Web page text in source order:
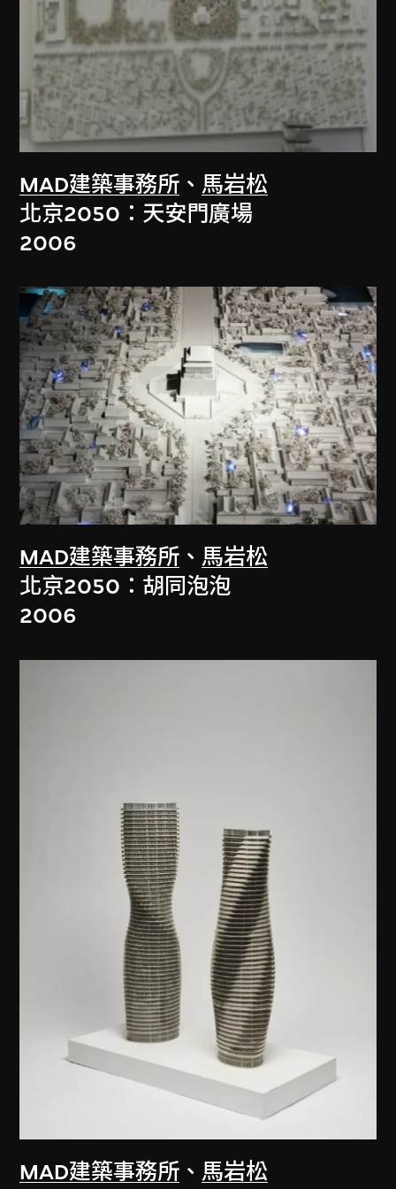
MAD建築事務所 、 馬岩松
北京2050：天安門廣場
2006
MAD建築事務所 、 馬岩松
北京2050：胡同泡泡
2006
MAD建築事務所 、 馬岩松